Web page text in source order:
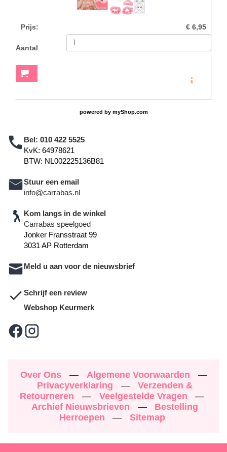
Prijs: € 6,95
Aantal
powered by myShop.com
Bel: 010 422 5525
KvK: 64978621
BTW: NL002225136B81
Stuur een email
info@carrabas.nl
Kom langs in de winkel
Carrabas speelgoed
Jonker Fransstraat 99
3031 AP Rotterdam
Meld u aan voor de nieuwsbrief
Schrijf een review
Webshop Keurmerk
Over Ons — Algemene Voorwaarden
—
Privacyverklaring
—
Verzenden &
Retourneren
— Veelgestelde Vragen
—
Archief Nieuwsbrieven
—
Bestelling
Herroepen
— Sitemap